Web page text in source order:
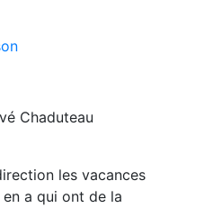
Chaduteau
les vacances
en a qui ont de la